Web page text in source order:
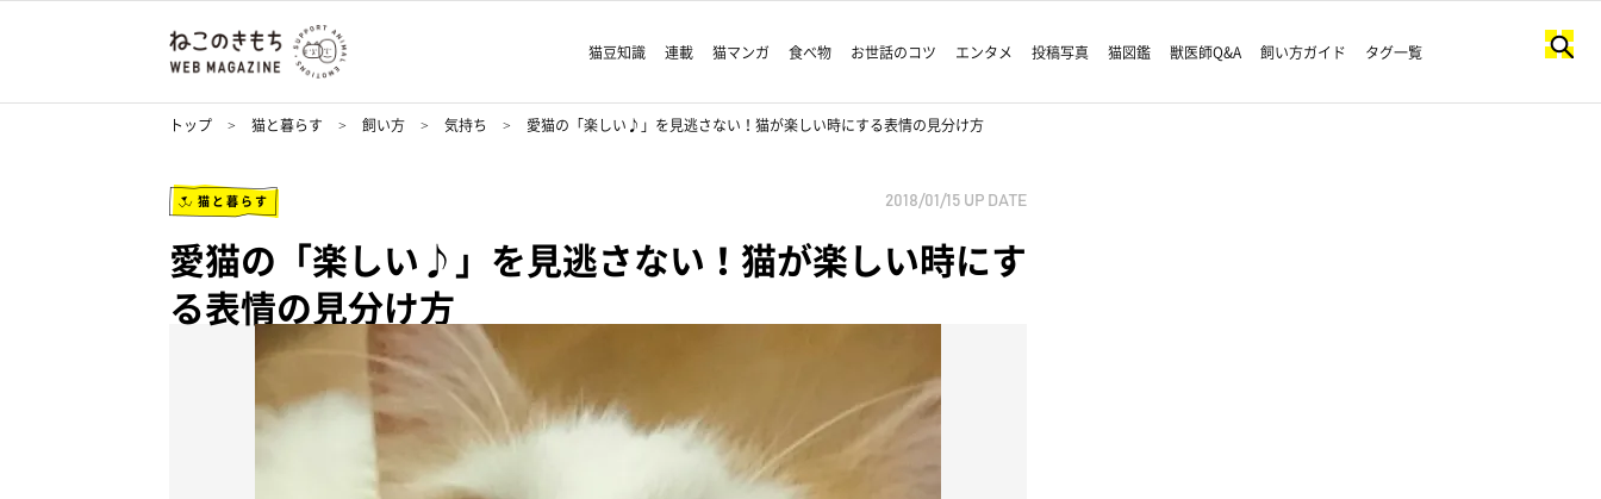
猫豆知識 連載 猫マンガ 食べ物 お世話のコツ エンタメ 投稿写真 猫図鑑 獣医師Q&A 飼い方ガイド タグ一覧
トップ 猫と暮らす 飼い方 気持ち 愛猫の「楽しい♪」を見逃さない！猫が楽しい時にする表情の見分け方
猫と暮らす 2018/01/15 UP DATE
愛猫の「楽しい♪」を見逃さない！猫が楽しい時にす
る表情の見分け方